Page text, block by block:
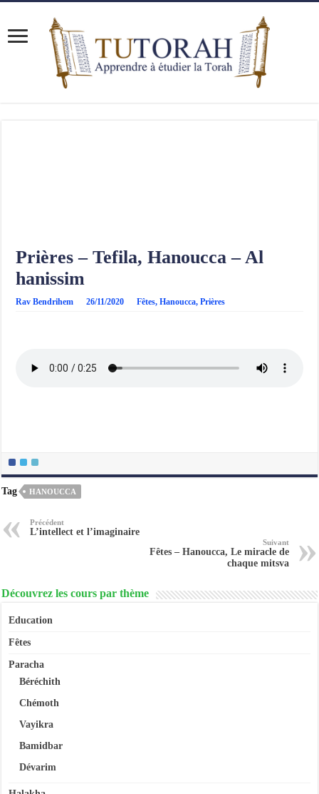
Prières – Tefila, Hanoucca – Al
hanissim
Rav Bendrihem 26/11/2020 Fêtes,Hanoucca,Prières
Tag HANOUCCA
Précédent
L’intellect et l’imaginaire
Suivant
Fêtes – Hanoucca, Le miracle de
chaque mitsva
Découvrez les cours par thème
Education
Fêtes
Paracha
Béréchith
Chémoth
Vayikra
Bamidbar
Dévarim